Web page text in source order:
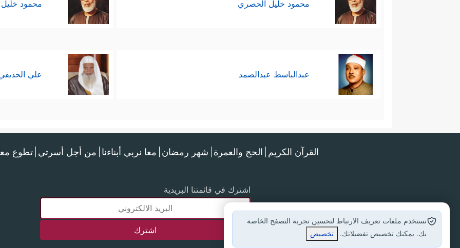
محمود خليل الحصري محمود
عبدالباسط عبدالصمد علي
القرآن الكريم الحج والعمرة شهر رمضان معا نربي أبناءنا من أجل أسرتي تطوع
اشترك في قائمتنا البريدية
نستخدم ملفات تعريف الارتباط لتحسين تجربة التصفح الخاصة
بك. يمكنك تخصيص تفضيلاتك.
تخصيص